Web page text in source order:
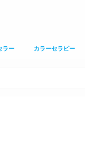
ラー カラーセラピー